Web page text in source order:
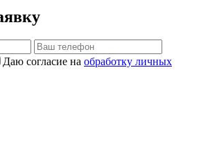
Даю согласие на обработку личных